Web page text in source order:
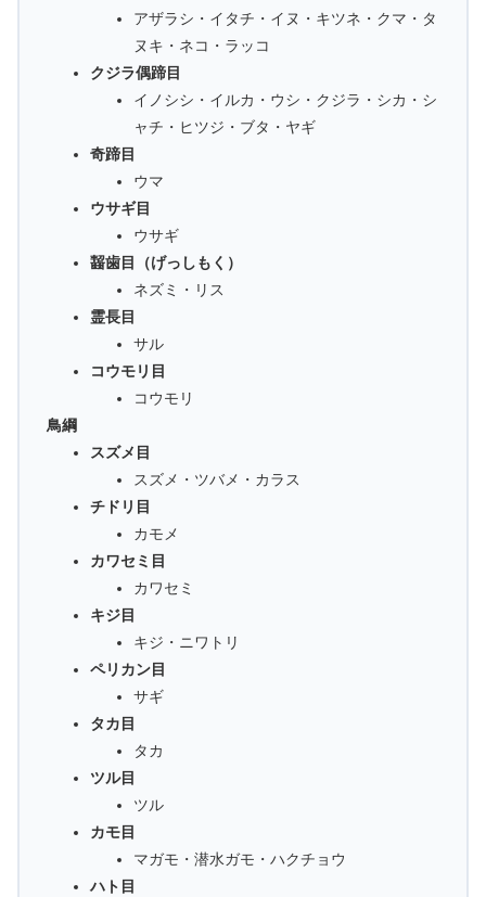
アザラシ・イタチ・イヌ・キツネ・クマ・タ
ヌキ・ネコ・ラッコ
クジラ偶蹄目
イノシシ・イルカ・ウシ・クジラ・シカ・シ
ャチ・ヒツジ・ブタ・ヤギ
奇蹄目
ウマ
ウサギ目
ウサギ
齧歯目（げっしもく）
ネズミ・リス
霊長目
サル
コウモリ目
コウモリ
鳥綱
スズメ目
スズメ・ツバメ・カラス
チドリ目
カモメ
カワセミ目
カワセミ
キジ目
キジ・ニワトリ
ペリカン目
サギ
タカ目
タカ
ツル目
ツル
カモ目
マガモ・潜水ガモ・ハクチョウ
ハト目